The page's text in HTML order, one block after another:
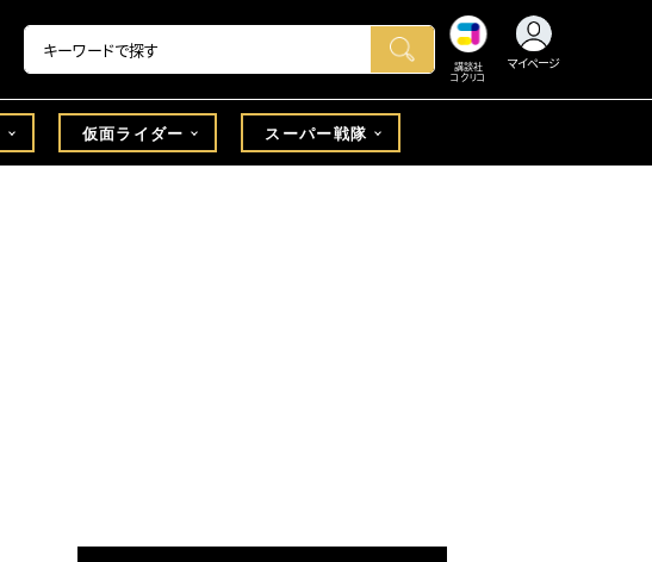
講談社
コクリコ
マイページ
仮面ライダー スーパー戦隊